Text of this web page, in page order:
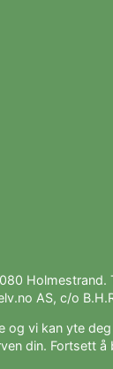
Holmestrand.
AS, c/o
vi kan yte
din. Fortsett